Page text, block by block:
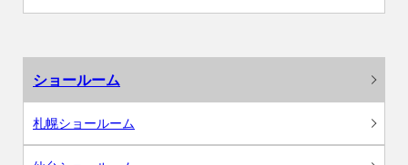
ショールーム
札幌ショールーム